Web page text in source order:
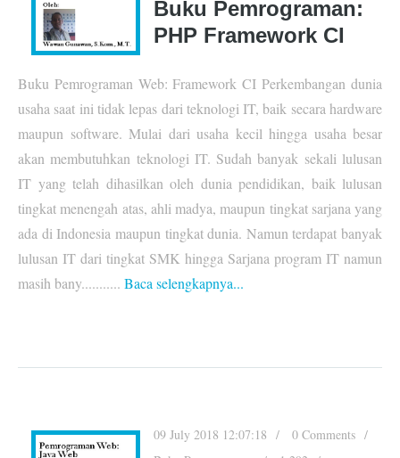
Buku Pemrograman:
PHP Framework CI
Buku Pemrograman Web: Framework CI Perkembangan dunia
usaha saat ini tidak lepas dari teknologi IT, baik secara hardware
maupun software. Mulai dari usaha kecil hingga usaha besar
akan membutuhkan teknologi IT. Sudah banyak sekali lulusan
IT yang telah dihasilkan oleh dunia pendidikan, baik lulusan
tingkat menengah atas, ahli madya, maupun tingkat sarjana yang
ada di Indonesia maupun tingkat dunia. Namun terdapat banyak
lulusan IT dari tingkat SMK hingga Sarjana program IT namun
masih bany........... Baca selengkapnya...
09 July 2018 12:07:18
0 Comments